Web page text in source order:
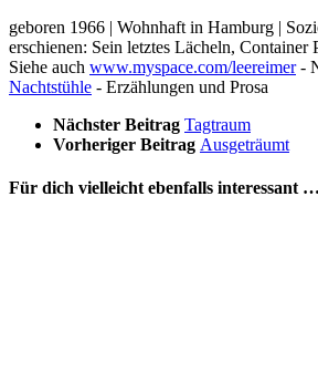
geboren 1966 | Wohnhaft in Hamburg |
erschienen: Sein letztes Lächeln, Container
Siehe auch www.myspace.com/leereimer-
Nachtstühle - Erzählungen und Prosa
Nächster Beitrag Tagtraum
Vorheriger Beitrag Ausgeträumt
Für dich vielleicht ebenfalls interessant …